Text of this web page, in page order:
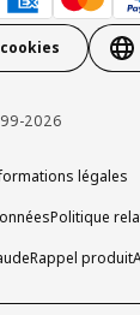
2026
légales
Politique
Rappel produit